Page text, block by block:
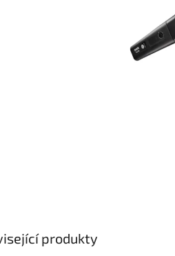
produkty